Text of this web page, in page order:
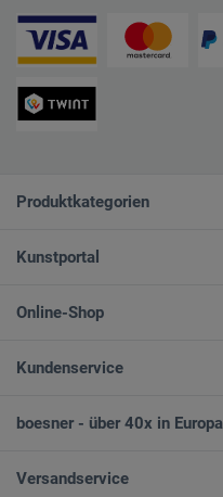
Produktkategorien
Kunstportal
Online-Shop
Kundenservice
boesner - über 40x in Europa
Versandservice